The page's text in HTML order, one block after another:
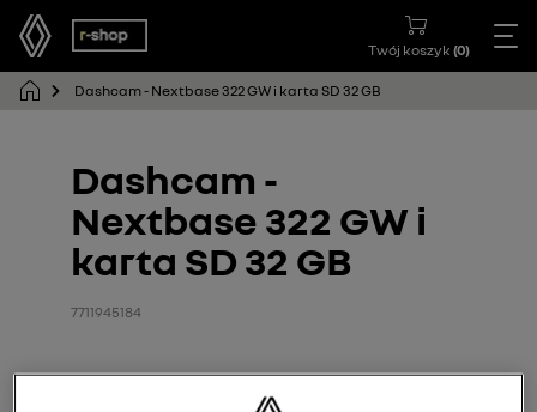
Twój koszyk (0)
Dashcam - Nextbase 322 GW i karta SD 32 GB
Dashcam -
Nextbase 322 GW i
karta SD 32 GB
7711945184